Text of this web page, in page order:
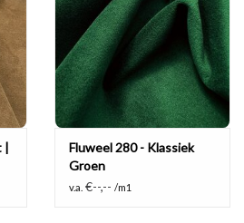
|
Fluweel 280 - Klassiek
Groen
v.a. €--,-- /m1